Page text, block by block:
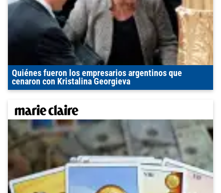
Quiénes fueron los empresarios argentinos que
cenaron con Kristalina Georgieva